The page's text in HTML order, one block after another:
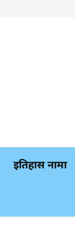
इतिहास नामा